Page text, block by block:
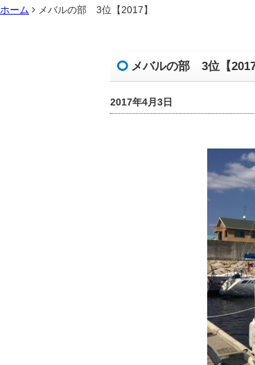
ホーム メバルの部 3位【2017】
メバルの部 3位【2017
2017年4月3日